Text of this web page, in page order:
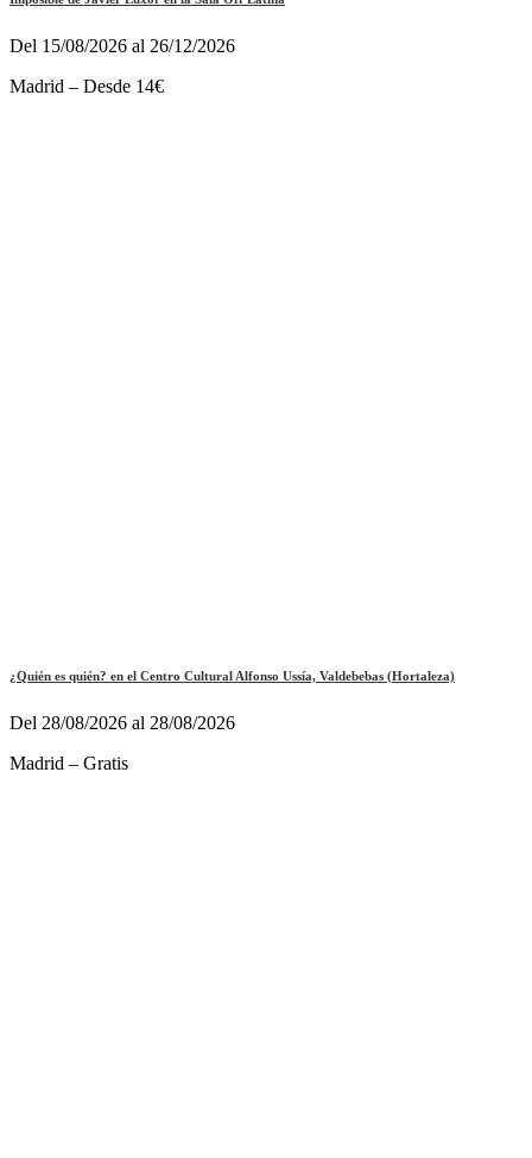
Del 15/08/2026 al 26/12/2026
Madrid – Desde 14€
¿Quién es quién? en el Centro Cultural Alfonso Ussía, Valdebebas (Hortaleza)
Del 28/08/2026 al 28/08/2026
Madrid – Gratis